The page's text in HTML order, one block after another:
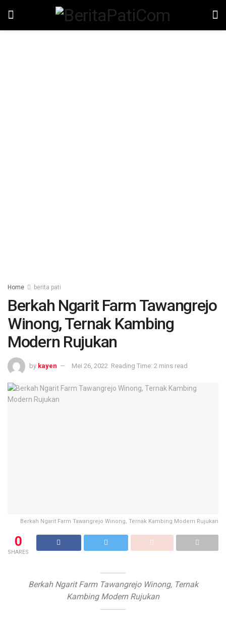
Home berita pati
Berkah Ngarit Farm Tawangrejo
Winong, Ternak Kambing
Modern Rujukan
by kayen Mei 26, 2022 Reading Time: 2 mins read
Berkah Ngarit Farm Tawangrejo Winong, Ternak Kambing Modern Rujukan
0
SHARES
Berkah Ngarit Farm Tawangrejo Winong, Ternak
Kambing Modern Rujukan